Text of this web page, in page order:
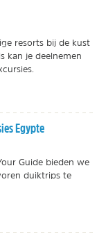
resorts bij de kust
kan je deelnemen
Egypte
Guide bieden we
duiktrips te